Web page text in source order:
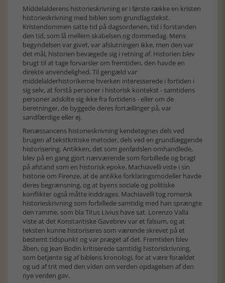
Middelalderens historieskrivning er i første række en kristen
historieskrivning med biblen som grundlagstekst.
Kristendommen satte tid på dagsordenen, tid i forstanden
den tid, som lå mellem skabelsen og dommedag. Mens
begyndelsen var givet, var afslutningen ikke, men den var
det mål, historien bevægede sig i retning af. Historien blev
brugt til at tage forvarsler om fremtiden, den havde en
direkte anvendelighed. Til gengæld var
middelalderhistorikerne hverken interesserede i fortiden i
sig selv, at forstå personer i historisk kontekst - samtidens
personer adskilte sig ikke fra fortidens - eller om de
beretninger, de byggede deres fortællinger på, var
sandfærdige eller ej.
Renæssancens historieskrivning kendetegnes dels ved
brugen af tekstkritiske metoder, dels ved en grundlæggende
historisering. Antikken, det som genfødslen omhandlede,
blev på en gang gjort nærværende som forbillede og bragt
på afstand som en historisk epoke. Machiavelli viste i sin
historie om Firenze, at de antikke forklaringsmodeller havde
deres begrænsning, og at byens sociale og politiske
konflikter også måtte inddrages. Machiavelli tog romersk
historieskrivning som forbillede samtidig med han sprængte
den ramme, som bla Titus Livius have sat. Lorenzo Valla
viste at det Konstantiske Gavebrev var et falsum, og at
teksten kunne historiseres som værende skrevet på et
bestemt tidspunkt og var præget af det. Fremtiden blev
åben, og Jean Bodin kritiserede samtidig historiskrivning,
som betjente sig af biblens kronologi, for at være forældet
og ud af trit med den viden om verden opdagelsen af den
nye verden gav.